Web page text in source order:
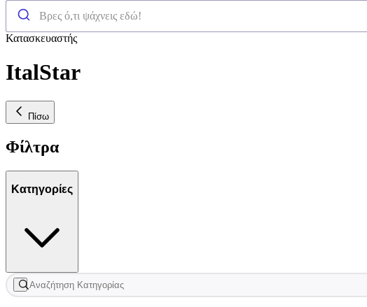
Κατασκευαστής
ItalStar
Πίσω
Φίλτρα
Κατηγορίες